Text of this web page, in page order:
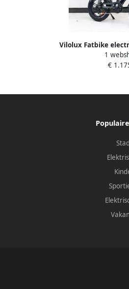
Vilolux Fatbike
GREY Legaal
geleverd Niet
1
€